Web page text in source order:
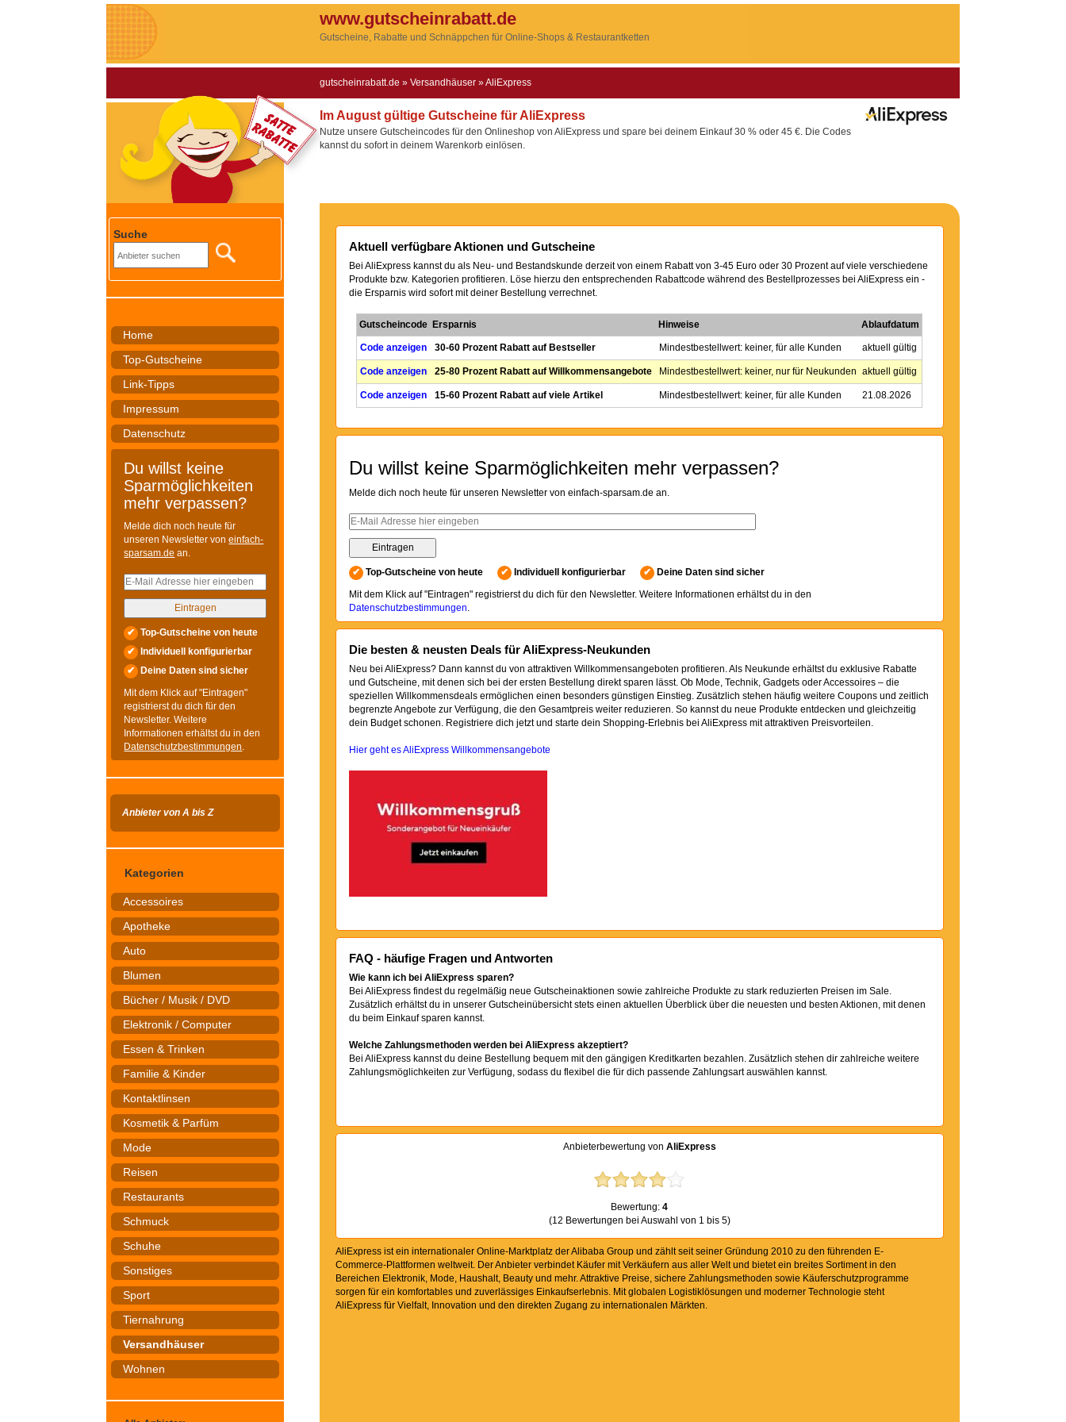
www.gutscheinrabatt.de
Gutscheine, Rabatte und Schnäppchen für Online-Shops & Restaurantketten
gutscheinrabatt.de »Versandhäuser »AliExpress
Im August gültige Gutscheine für AliExpress
Nutze unsere Gutscheincodes für den Onlineshop von AliExpress und spare bei deinem Einkauf 30 % oder 45 €. Die Codes
kannst du sofort in deinem Warenkorb einlösen.
Suche
Home
Top-Gutscheine
Link-Tipps
Impressum
Datenschutz
Du willst keine
Sparmöglichkeiten
mehr verpassen?
Melde dich noch heute für
unseren Newsletter voneinfach-
sparsam.de an.
✔ Top-Gutscheine von heute
✔
Individuell konfigurierbar
✔
Deine Daten sind sicher
Mit dem Klick auf "Eintragen"
registrierst du dich für den
Newsletter. Weitere
Informationen erhältst du in den
Datenschutzbestimmungen.
Anbieter von A bis Z
Kategorien
Accessoires
Apotheke
Auto
Blumen
Bücher / Musik / DVD
Elektronik / Computer
Essen & Trinken
Familie & Kinder
Kontaktlinsen
Kosmetik & Parfüm
Mode
Reisen
Restaurants
Schmuck
Schuhe
Sonstiges
Sport
Tiernahrung
Versandhäuser
Wohnen
Aktuell verfügbare Aktionen und Gutscheine
Bei AliExpress kannst du als Neu- und Bestandskunde derzeit von einem Rabatt von 3-45 Euro oder 30 Prozent auf viele verschiedene
Produkte bzw. Kategorien profitieren. Löse hierzu den entsprechenden Rabattcode während des Bestellprozesses bei AliExpress ein -
die Ersparnis wird sofort mit deiner Bestellung verrechnet.
Gutscheincode Ersparnis Hinweise Ablaufdatum
Code anzeigen 30-60 Prozent Rabatt auf Bestseller Mindestbestellwert: keiner, für alle Kunden aktuell gültig
Code anzeigen 25-80 Prozent Rabatt auf Willkommensangebote Mindestbestellwert: keiner, nur für Neukunden aktuell gültig
Code anzeigen 15-60 Prozent Rabatt auf viele Artikel Mindestbestellwert: keiner, für alle Kunden 21.08.2026
Du willst keine Sparmöglichkeiten mehr verpassen?
Melde dich noch heute für unseren Newsletter von einfach-sparsam.de an.
✔ Top-Gutscheine von heute ✔ Individuell konfigurierbar ✔
Deine Daten sind sicher
Mit dem Klick auf "Eintragen" registrierst du dich für den Newsletter. Weitere Informationen erhältst du in den
Datenschutzbestimmungen.
Die besten & neusten Deals für AliExpress-Neukunden
Neu bei AliExpress? Dann kannst du von attraktiven Willkommensangeboten profitieren. Als Neukunde erhältst du exklusive Rabatte
und Gutscheine, mit denen sich bei der ersten Bestellung direkt sparen lässt. Ob Mode, Technik, Gadgets oder Accessoires – die
speziellen Willkommensdeals ermöglichen einen besonders günstigen Einstieg. Zusätzlich stehen häufig weitere Coupons und zeitlich
begrenzte Angebote zur Verfügung, die den Gesamtpreis weiter reduzieren. So kannst du neue Produkte entdecken und gleichzeitig
dein Budget schonen. Registriere dich jetzt und starte dein Shopping-Erlebnis bei AliExpress mit attraktiven Preisvorteilen.
Hier geht es AliExpress Willkommensangebote
FAQ - häufige Fragen und Antworten
Wie kann ich bei AliExpress sparen?
Bei AliExpress findest du regelmäßig neue Gutscheinaktionen sowie zahlreiche Produkte zu stark reduzierten Preisen im Sale.
Zusätzlich erhältst du in unserer Gutscheinübersicht stets einen aktuellen Überblick über die neuesten und besten Aktionen, mit denen
du beim Einkauf sparen kannst.
Welche Zahlungsmethoden werden bei AliExpress akzeptiert?
Bei AliExpress kannst du deine Bestellung bequem mit den gängigen Kreditkarten bezahlen. Zusätzlich stehen dir zahlreiche weitere
Zahlungsmöglichkeiten zur Verfügung, sodass du flexibel die für dich passende Zahlungsart auswählen kannst.
Anbieterbewertung von AliExpress
Bewertung:4
(12 Bewertungen bei Auswahl von 1 bis 5)
AliExpress ist ein internationaler Online-Marktplatz der Alibaba Group und zählt seit seiner Gründung 2010 zu den führenden E-
Commerce-Plattformen weltweit. Der Anbieter verbindet Käufer mit Verkäufern aus aller Welt und bietet ein breites Sortiment in den
Bereichen Elektronik, Mode, Haushalt, Beauty und mehr. Attraktive Preise, sichere Zahlungsmethoden sowie Käufer­schutzprogramme
sorgen für ein komfortables und zuverlässiges Einkaufserlebnis. Mit globalen Logistiklösungen und moderner Technologie steht
AliExpress für Vielfalt, Innovation und den direkten Zugang zu internationalen Märkten.